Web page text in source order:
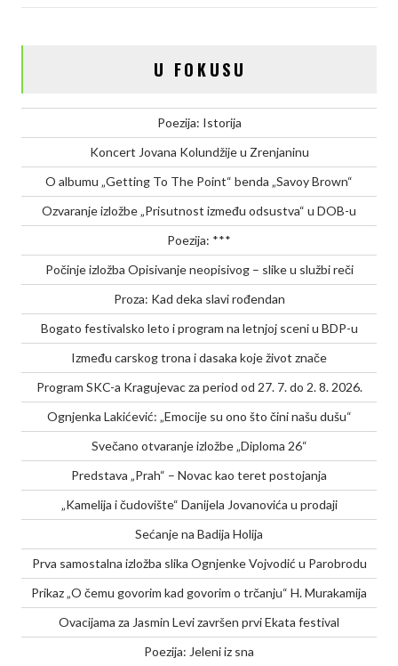
k
U FOKUSU
Poezija: Istorija
Koncert Jovana Kolundžije u Zrenjaninu
O albumu „Getting To The Point“ benda „Savoy Brown“
Ozvaranje izložbe „Prisutnost između odsustva“ u DOB-u
Poezija: ***
Počinje izložba Opisivanje neopisivog – slike u službi reči
Proza: Kad deka slavi rođendan
Bogato festivalsko leto i program na letnjoj sceni u BDP-u
Između carskog trona i dasaka koje život znače
Program SKC-a Kragujevac za period od 27. 7. do 2. 8. 2026.
Ognjenka Lakićević: „Emocije su ono što čini našu dušu“
Svečano otvaranje izložbe „Diploma 26“
Predstava „Prah“ – Novac kao teret postojanja
„Kamelija i čudovište“ Danijela Jovanovića u prodaji
Sećanje na Badija Holija
Prva samostalna izložba slika Ognjenke Vojvodić u Parobrodu
Prikaz „O čemu govorim kad govorim o trčanju“ H. Murakamija
Ovacijama za Jasmin Levi završen prvi Ekata festival
Poezija: Jeleni iz sna